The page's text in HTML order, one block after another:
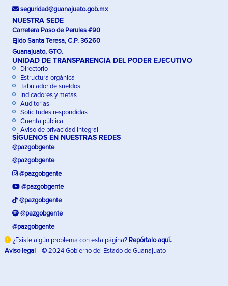
seguridad@guanajuato.gob.mx
NUESTRA SEDE
Carretera Paso de Perules #90
Ejido Santa Teresa, C.P. 36260
Guanajuato, GTO.
UNIDAD DE TRANSPARENCIA DEL PODER EJECUTIVO
Directorio
Estructura orgánica
Tabulador de sueldos
Indicadores y metas
Auditorías
Solicitudes respondidas
Cuenta pública
Aviso de privacidad integral
SÍGUENOS EN NUESTRAS REDES
@pazgobgente
@pazgobgente
@pazgobgente
@pazgobgente
@pazgobgente
@pazgobgente
@pazgobgente
¿Existe algún problema con esta página? Repórtalo aquí.
Aviso legal
©2024 Gobierno del Estado de Guanajuato